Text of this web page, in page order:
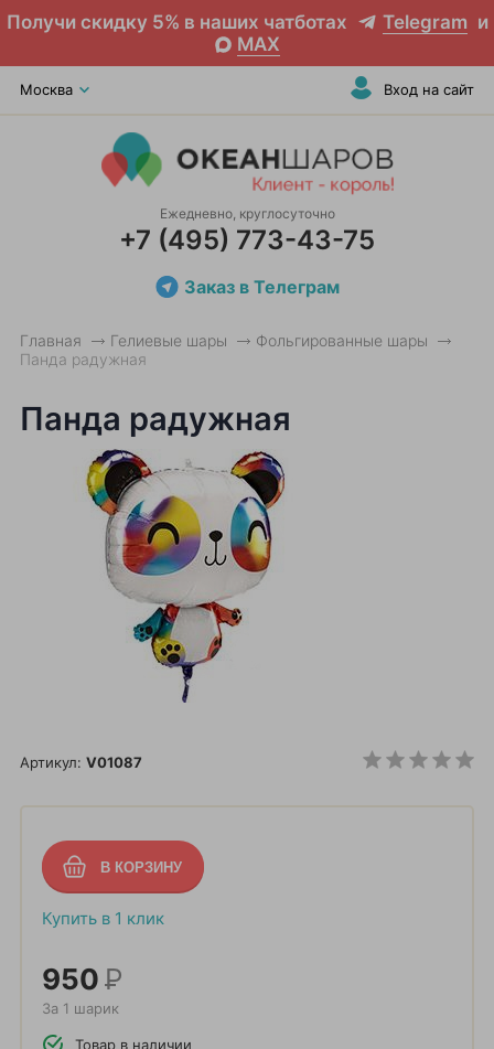
Получи скидку 5% в наших чатботах Telegram и
MAX
Москва Вход на сайт
Ежедневно, круглосуточно
+7 (495) 773-43-75
Заказ в Телеграм
Главная Гелиевые шары
Фольгированные шары
Панда радужная
Панда радужная
Артикул: V01087
Купить в 1 клик
950Р
За 1 шарик
Товар в наличии